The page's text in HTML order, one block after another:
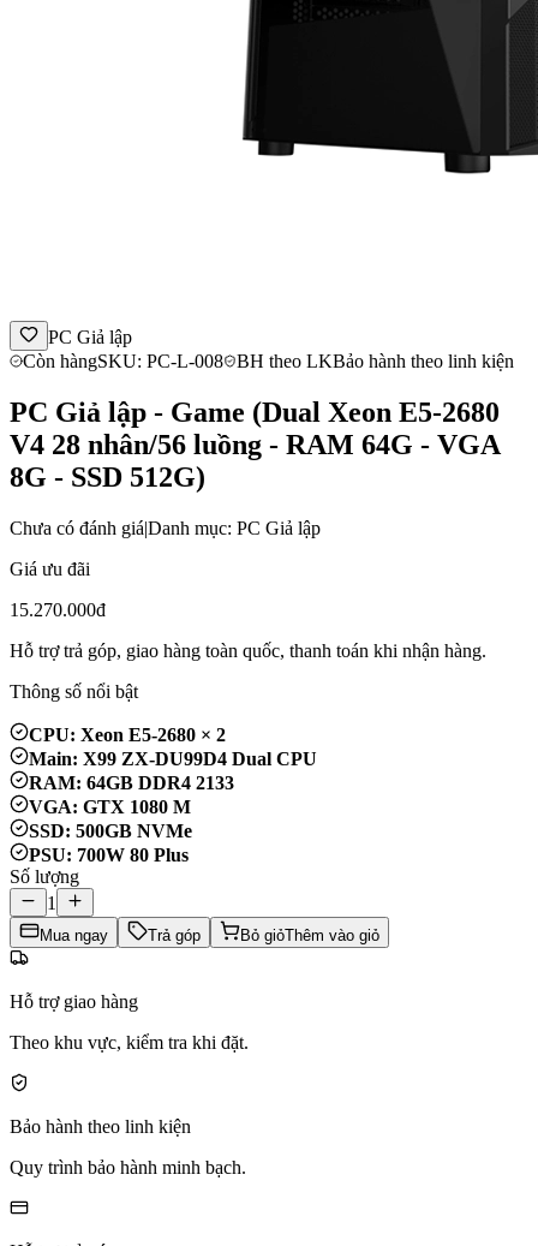
PC Giả lập
Còn hàngSKU: PC-L-008 BH theo LKBảo hành theo linh kiện
PC Giả lập - Game (Dual Xeon E5-2680
V4 28 nhân/56 luồng - RAM 64G - VGA
8G - SSD 512G)
Chưa có đánh giá|Danh mục: PC Giả lập
Giá ưu đãi
15.270.000đ
Hỗ trợ trả góp, giao hàng toàn quốc, thanh toán khi nhận hàng.
Thông số nổi bật
CPU: Xeon E5-2680 × 2
Main: X99 ZX-DU99D4 Dual CPU
RAM: 64GB DDR4 2133
VGA: GTX 1080 M
SSD: 500GB NVMe
PSU: 700W 80 Plus
Số lượng
1
Mua ngay Trả góp Bỏ giỏThêm vào giỏ
Hỗ trợ giao hàng
Theo khu vực, kiểm tra khi đặt.
Bảo hành theo linh kiện
Quy trình bảo hành minh bạch.